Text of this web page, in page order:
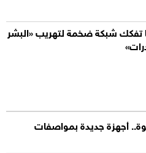
تفكك شبكة ضخمة لتهريب «البشر
أجهزة جديدة بمواصفات